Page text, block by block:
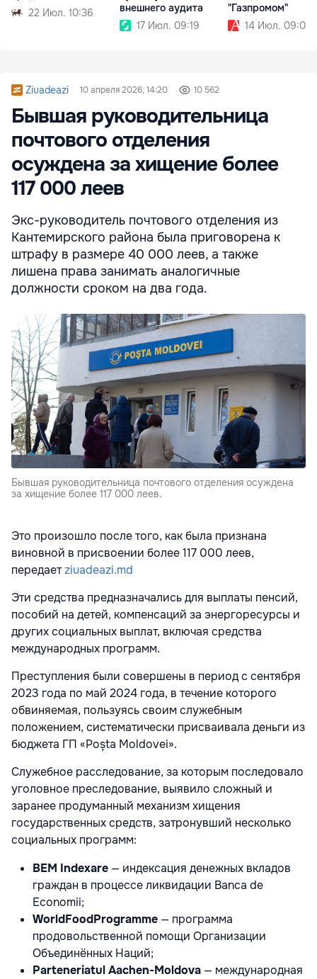
22 Июл. 10:36
внешнего аудита
17 Июл. 09:19
"Газпромом"
14 Июл. 09:02
Ziuadeazi 10 апреля 2026, 14:20 10 562
Бывшая руководительница
почтового отделения
осуждена за хищение более
117 000 леев
Экс-руководитель почтового отделения из
Кантемирского района была приговорена к
штрафу в размере 40 000 леев, а также
лишена права занимать аналогичные
должности сроком на два года.
Бывшая руководительница почтового отделения осуждена
за хищение более 117 000 леев.
Это произошло после того, как была признана
виновной в присвоении более 117 000 леев,
передаетziuadeazi.md
Эти средства предназначались для выплаты пенсий,
пособий на детей, компенсаций за энергоресурсы и
других социальных выплат, включая средства
международных программ.
Преступления были совершены в период с сентября
2023 года по май 2024 года, в течение которого
обвиняемая, пользуясь своим служебным
положением, систематически присваивала деньги из
бюджета ГП «Poșta Moldovei».
Служебное расследование, за которым последовало
уголовное преследование, выявило сложный и
заранее продуманный механизм хищения
государственных средств, затронувший несколько
социальных программ:
BEM Indexare — индексация денежных вкладов
граждан в процессе ликвидации Banca de
Economii;
WorldFoodProgramme — программа
продовольственной помощи Организации
Объединённых Наций;
Parteneriatul Aachen-Moldova — международная